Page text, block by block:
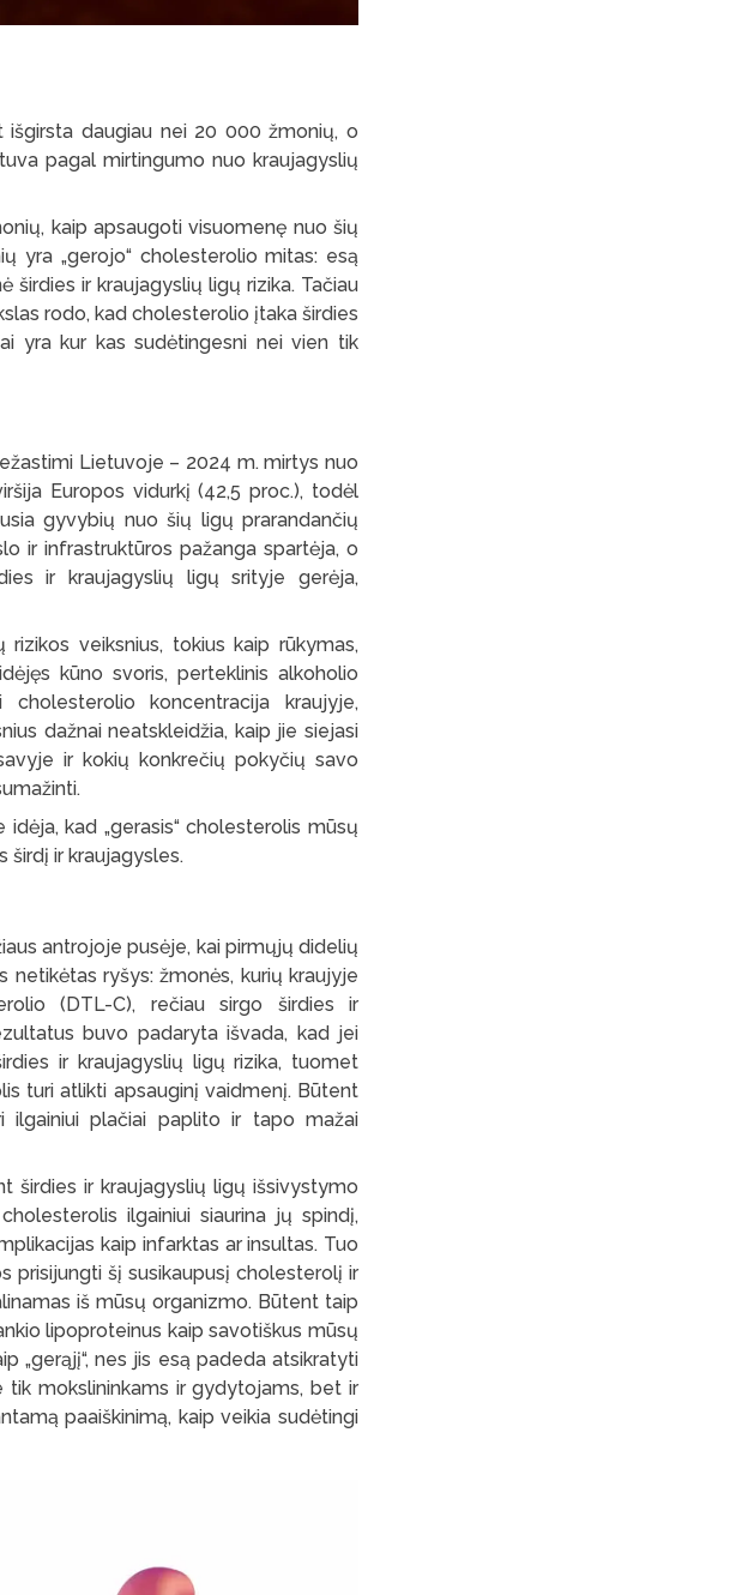
daugiau nei 20 000 žmonių, o
pagal mirtingumo nuo kraujagyslių
kaip apsaugoti visuomenę nuo šių
yra „gerojo“ cholesterolio mitas: esą
širdies ir kraujagyslių ligų rizika. Tačiau
rodo, kad cholesterolio įtaka širdies
yra kur kas sudėtingesni nei vien tik
Lietuvoje – 2024 m. mirtys nuo
Europos vidurkį (42,5 proc.), todėl
gyvybių nuo šių ligų prarandančių
ir infrastruktūros pažanga spartėja, o
ir kraujagyslių ligų srityje gerėja,
veiksnius, tokius kaip rūkymas,
kūno svoris, perteklinis alkoholio
cholesterolio koncentracija kraujyje,
dažnai neatskleidžia, kaip jie siejasi
ir kokių konkrečių pokyčių savo
kad „gerasis“ cholesterolis mūsų
širdį ir kraujagysles.
antrojoje pusėje, kai pirmųjų didelių
ryšys: žmonės, kurių kraujyje
(DTL-C), rečiau sirgo širdies ir
buvo padaryta išvada, kad jei
ir kraujagyslių ligų rizika, tuomet
turi atlikti apsauginį vaidmenį. Būtent
ilgainiui plačiai paplito ir tapo mažai
širdies ir kraujagyslių ligų išsivystymo
ilgainiui siaurina jų spindį,
kaip infarktas ar insultas. Tuo
prisijungti šį susikaupusį cholesterolį ir
iš mūsų organizmo. Būtent taip
lipoproteinus kaip savotiškus mūsų
„gerąjį“, nes jis esą padeda atsikratyti
tik mokslininkams ir gydytojams, bet ir
paaiškinimą, kaip veikia sudėtingi